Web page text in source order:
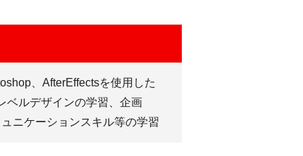
、AfterEffectsを使用した
ベルデザインの学習、企画
ニケーションスキル等の学習